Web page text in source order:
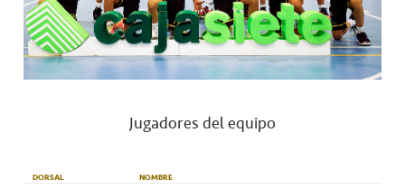
Jugadores del equipo
DORSAL NOMBRE